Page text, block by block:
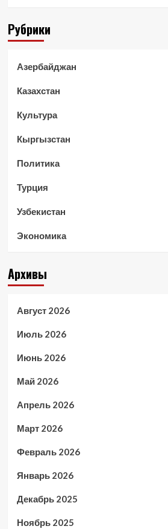
Рубрики
Азербайджан
Казахстан
Культура
Кыргызстан
Политика
Турция
Узбекистан
Экономика
Архивы
Август 2026
Июль 2026
Июнь 2026
Май 2026
Апрель 2026
Март 2026
Февраль 2026
Январь 2026
Декабрь 2025
Ноябрь 2025